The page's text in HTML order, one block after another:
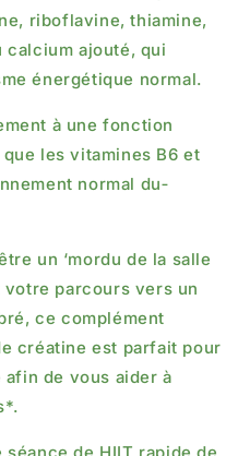
riboflavine, thiamine,
calcium ajouté, qui
énergétique normal.
à une fonction
les vitamines B6 et
normal du­
un ‘mordu de la salle
votre parcours vers un
ce complément
créatine est parfait pour
de vous aider à